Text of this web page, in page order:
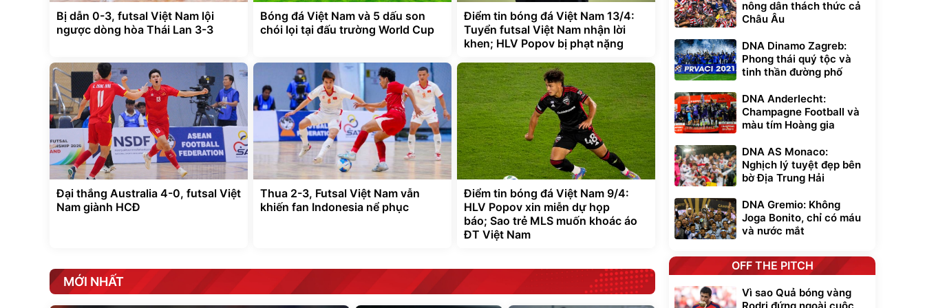
Bị dẫn 0-3, futsal Việt Nam lội
ngược dòng hòa Thái Lan 3-3
Bóng đá Việt Nam và 5 dấu son
chói lọi tại đấu trường World Cup
Điểm tin bóng đá Việt Nam 13/4:
Tuyển futsal Việt Nam nhận lời
khen; HLV Popov bị phạt nặng
Đại thắng Australia 4-0, futsal Việt
Nam giành HCĐ
Thua 2-3, Futsal Việt Nam vẫn
khiến fan Indonesia nể phục
Điểm tin bóng đá Việt Nam 9/4:
HLV Popov xin miễn dự họp
báo; Sao trẻ MLS muốn khoác áo
ĐT Việt Nam
MỚI NHẤT
nông dân thách thức cả
Châu Âu
DNA Dinamo Zagreb:
Phong thái quý tộc và
tinh thần đường phố
DNA Anderlecht:
Champagne Football và
màu tím Hoàng gia
DNA AS Monaco:
Nghịch lý tuyệt đẹp bên
bờ Địa Trung Hải
DNA Gremio: Không
Joga Bonito, chỉ có máu
và nước mắt
OFF THE PITCH
Vì sao Quả bóng vàng